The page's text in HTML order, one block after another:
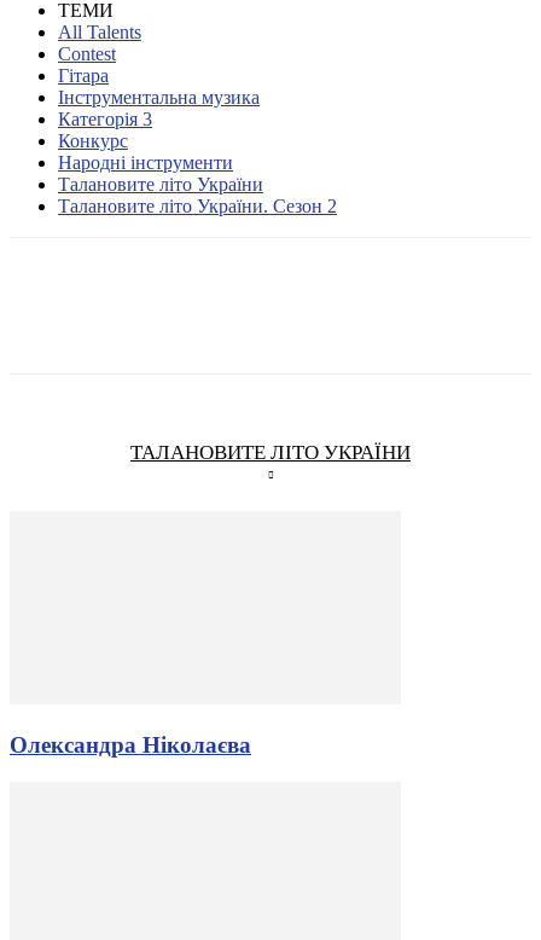
ТЕМИ
All Talents
Contest
Гітара
Інструментальна музика
Категорія 3
Конкурс
Народні інструменти
Талановите літо України
Талановите літо України. Сезон 2
ТАЛАНОВИТЕ ЛІТО УКРАЇНИ
Олександра Ніколаєва